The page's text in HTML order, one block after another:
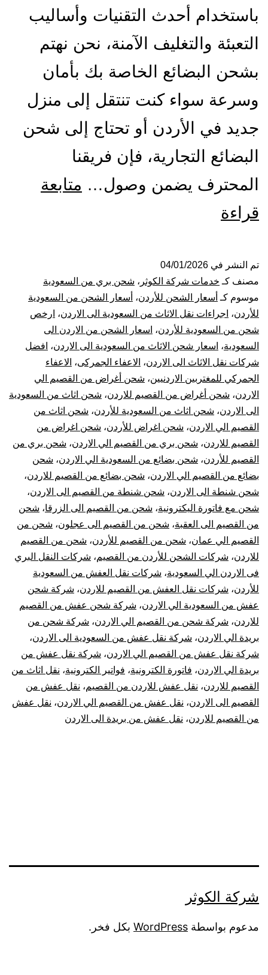
باستخدام أحدث التقنيات وأساليب
التعبئة والتغليف الآمنة، نحن نهتم
بشحن البضائع الخاصة بك بأمان
وسرعة سواء كنت تنتقل إلى منزل
جديد في الأردن أو تحتاج إلى شحن
البضائع التجارية، فإن فريقنا
المحترف يضمن وصول… متابعة
قراءة
من
القصيم
الي
الاردن
|
نقل
عفش
من
القصيم
للأردن
تم النشر في 04/01/2026
مصنف كـ خدمات شركة الكوثر ، شحن بري من السعودية
موسوم كـ أسعار الشحن للأردن، أسعار الشحن من السعودية
للأردن، اجراءات نقل الاثاث من السعودية الى الاردن، ارخص
شحن من السعودية للأردن، اسعار الشحن من الاردن الى
السعودية، اسعار شحن الاثاث من السعودية الى الاردن، افضل
شركات نقل الاثاث الى الاردن، الاعفاء الجمركى، الاعفاء
الجمركي للمغتربين الاردنيين، شحن أغراض من القصيم الي
الاردن، شحن أغراض من القصيم للاردن، شحن اثاث من السعودية
الى الاردن، شحن اثاث من السعودية للأردن، شحن اثاث من
القصيم الي الاردن، شحن اغراض للأردن، شحن اغراض من
القصيم للاردن، شحن بري من القصيم الي الاردن، شحن بري من
القصيم للأردن، شحن بضائع من السعودية الي الاردن، شحن
بضائع من القصيم الي الاردن، شحن بضائع من القصيم للاردن،
شحن شنطة الى الاردن، شحن شنطة من القصيم الى الاردن،
شحن مع فاتورة اليكترونية، شحن من القصيم الى الزرقا، شحن
من القصيم الى العقبة، شحن من القصيم الى عجلون، شحن من
القصيم الي عمان، شحن من القصيم للأردن، شحن من القصيم
للاردن، شركات الشحن للأردن من القصيم، شركات النقل البري
فى الاردن الي السعودية، شركات نقل العفش من السعودية
للأردن، شركات نقل العفش من القصيم للاردن، شركة شحن
عفش من السعودية الي الاردن، شركة شحن عفش من القصيم
للاردن، شركة شحن من القصيم الي الاردن، شركة شحن من
بريدة الي الاردن، شركة نقل عفش من السعودية الى الاردن،
شركة نقل عفش من القصيم الي الاردن، شركة نقل عفش من
بريدة الي الاردن، فاتورة الكترونية، فواتير الكترونية، نقل اثاث من
القصيم للاردن، نقل عفش للاردن من القصيم، نقل عفش من
القصيم الى الاردن، نقل عفش من القصيم الي الاردن، نقل عفش
من القصيم للاردن، نقل عفش من بريدة الى الاردن
شركة الكوثر
مدعوم بواسطة WordPress بكل فخر.